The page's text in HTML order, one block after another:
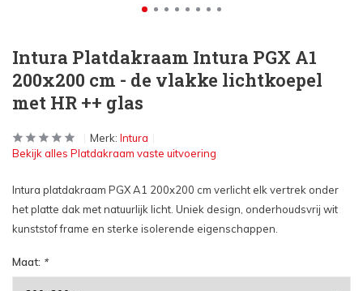
Intura Platdakraam Intura PGX A1
200x200 cm - de vlakke lichtkoepel
met HR ++ glas
Merk: Intura
Bekijk alles Platdakraam vaste uitvoering
Intura platdakraam PGX A1 200x200 cm verlicht elk vertrek onder
het platte dak met natuurlijk licht. Uniek design, onderhoudsvrij wit
kunststof frame en sterke isolerende eigenschappen.
Maat: *